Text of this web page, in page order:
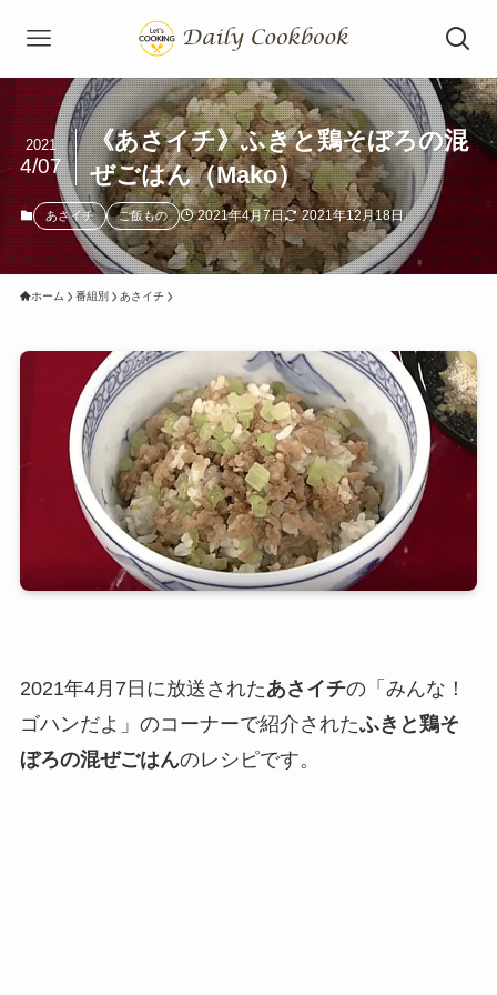
《あさイチ》ふきと鶏そぼろの混
ぜごはん（Mako）
2021
4/07
あさイチ ご飯もの 2021年4月7日 2021年12月18日
ホーム 番組別 あさイチ
2021年4月7日に放送されたあさイチの「みんな！
ゴハンだよ」のコーナーで紹介されたふきと鶏そ
ぼろの混ぜごはんのレシピです。